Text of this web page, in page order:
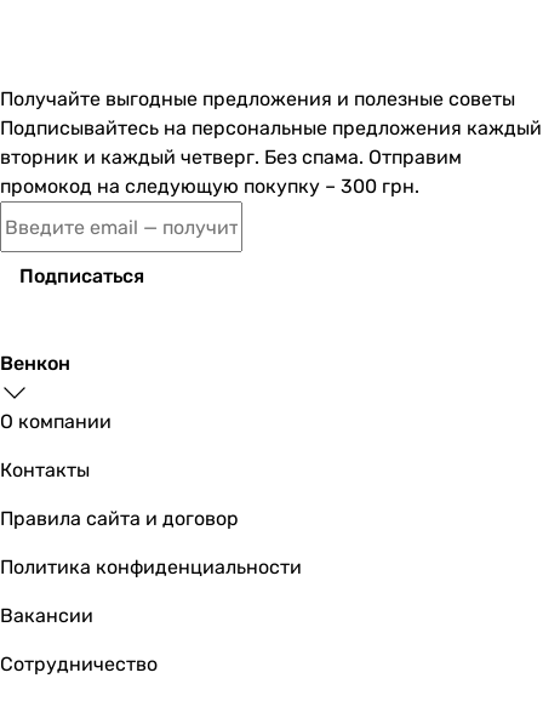
Получайте выгодные предложения и полезные советы
Подписывайтесь на персональные предложения каждый
вторник и каждый четверг. Без спама. Отправим
промокод на следующую покупку – 300 грн.
Подписаться
Венкон
О компании
Контакты
Правила сайта и договор
Политика конфиденциальности
Вакансии
Сотрудничество